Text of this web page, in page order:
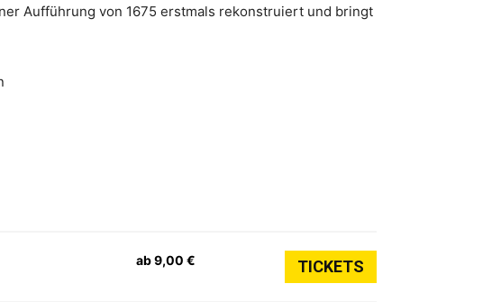
Aufführung von 1675 erstmals rekonstruiert und bringt
ab 9,00 € TICKETS